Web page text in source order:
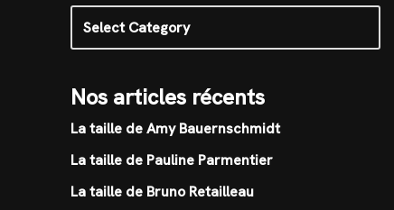
Nos articles récents
La taille de Amy Bauernschmidt
La taille de Pauline Parmentier
La taille de Bruno Retailleau